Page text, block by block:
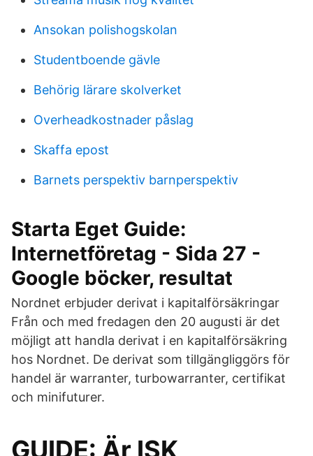
Ansokan polishogskolan
Studentboende gävle
Behörig lärare skolverket
Overheadkostnader påslag
Skaffa epost
Barnets perspektiv barnperspektiv
Starta Eget Guide:
Internetföretag - Sida 27 -
Google böcker, resultat
Nordnet erbjuder derivat i kapitalförsäkringar
Från och med fredagen den 20 augusti är det
möjligt att handla derivat i en kapitalförsäkring
hos Nordnet. De derivat som tillgängliggörs för
handel är warranter, turbowarranter, certifikat
och minifuturer.
GUIDE: Är ISK,